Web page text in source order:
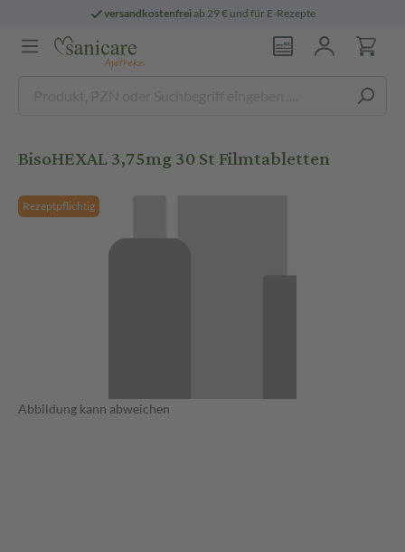
versandkostenfreiab 29 € und für E-Rezepte
BisoHEXAL 3,75mg 30 St Filmtabletten
Rezeptpflichtig
Abbildung kann abweichen